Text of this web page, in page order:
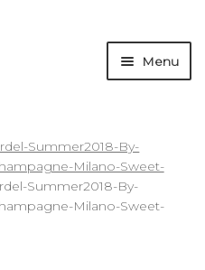
Menu
Summer2018-By-
Milano-Sweet-
Summer2018-By-
Milano-Sweet-